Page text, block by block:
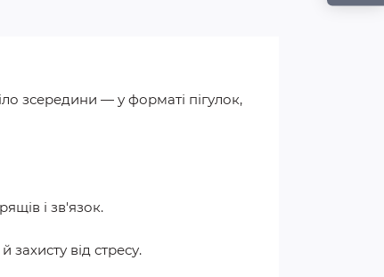
зсередини — у форматі пігулок,
і зв'язок.
від стресу.